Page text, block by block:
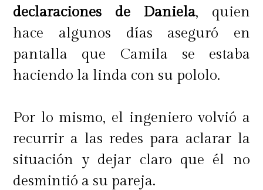
declaraciones de Daniela, quien
hace algunos días aseguró en
pantalla que Camila se estaba
haciendo la linda con su pololo.
Por lo mismo, el ingeniero volvió a
recurrir a las redes para aclarar la
situación y dejar claro que él no
desmintió a su pareja.